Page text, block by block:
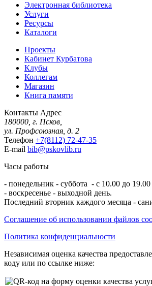
Электронная библиотека
Услуги
Ресурсы
Каталоги
Проекты
Кабинет Курбатова
Клубы
Коллегам
Магазин
Книга памяти
Контакты Адрес
180000, г. Псков,
ул. Профсоюзная, д. 2
Телефон +7(8112) 72-47-35
E-mail bib@pskovlib.ru
Часы работы
- понедельник - суббота - с 10.00 до 19.00
- воскресенье - выходной день.
Последний вторник каждого месяца -
Соглашение об использовании файлов
Политика конфиденциальности
Независимая оценка качества
коду или по ссылке ниже: